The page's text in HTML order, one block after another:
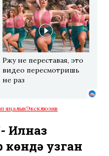
Ржу не переставая, это
видео пересмотришь
не раз
яңалыкЭксклюзив
Илназ
узган